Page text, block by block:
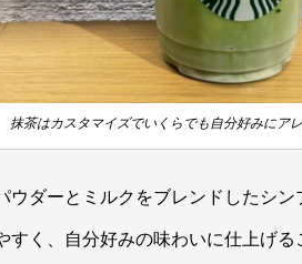
抹茶はカスタマイズでいくらでも自分好みにア
ウダーとミルクをブレンドしたシ
すく、自分好みの味わいに仕上げ